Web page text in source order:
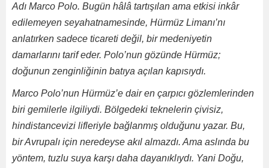
Adı Marco Polo. Bugün hâlâ tartışılan ama etkisi inkâr
edilemeyen seyahatnamesinde, Hürmüz Limanı’nı
anlatırken sadece ticareti değil, bir medeniyetin
damarlarını tarif eder. Polo’nun gözünde Hürmüz;
doğunun zenginliğinin batıya açılan kapısıydı.
Marco Polo’nun Hürmüz’e dair en çarpıcı gözlemlerinden
biri gemilerle ilgiliydi. Bölgedeki teknelerin çivisiz,
hindistancevizi lifleriyle bağlanmış olduğunu yazar. Bu,
bir Avrupalı için neredeyse akıl almazdı. Ama aslında bu
yöntem, tuzlu suya karşı daha dayanıklıydı. Yani Doğu,